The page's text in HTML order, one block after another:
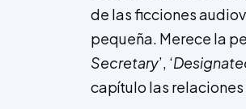
de las ficciones
pequeña. Merece la
Secretary’, ‘
capítulo las